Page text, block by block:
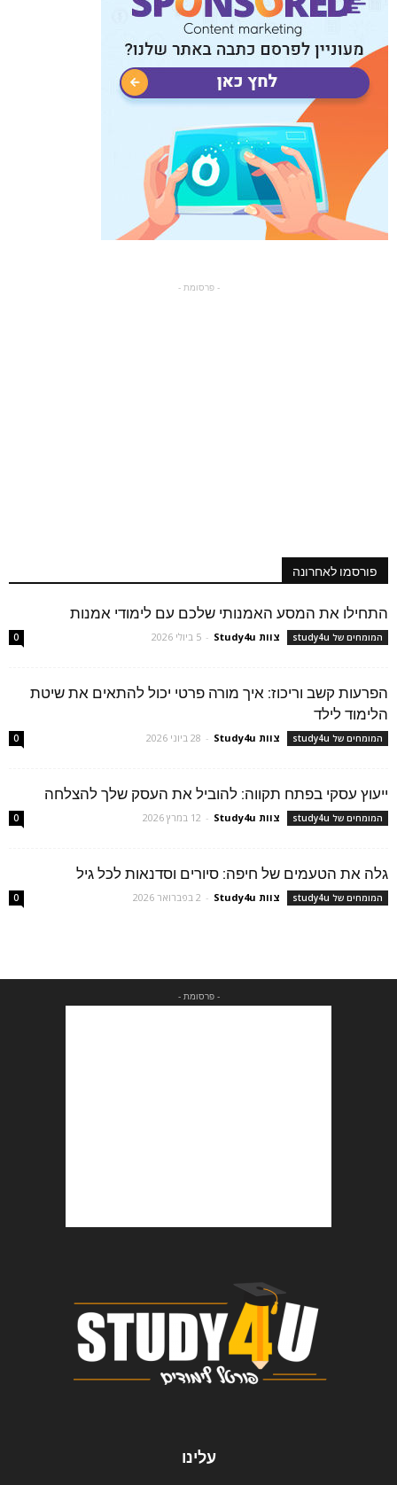
- פרסומת -
פורסמו לאחרונה
התחילו את המסע האמנותי שלכם עם לימודי אמנות
המומחים של study4u צוות Study4u - 5 ביולי 2026 0
הפרעות קשב וריכוז: איך מורה פרטי יכול להתאים את שיטת
הלימוד לילד
המומחים של study4u צוות Study4u - 28 ביוני 2026 0
ייעוץ עסקי בפתח תקווה: להוביל את העסק שלך להצלחה
המומחים של study4u צוות Study4u - 12 במרץ 2026 0
גלה את הטעמים של חיפה: סיורים וסדנאות לכל גיל
המומחים של study4u צוות Study4u - 2 בפברואר 2026 0
- פרסומת -
עלינו